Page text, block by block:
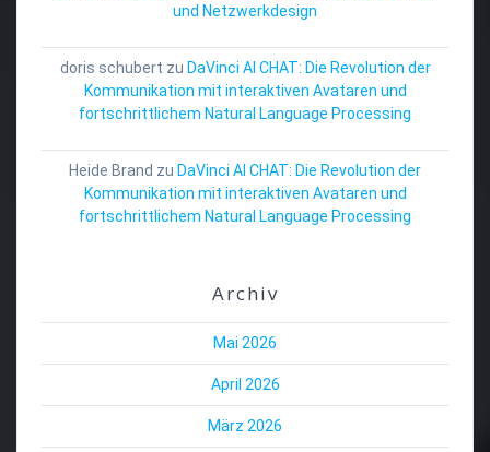
und Netzwerkdesign
doris schubert zu DaVinci AI CHAT: Die Revolution der
Kommunikation mit interaktiven Avataren und
fortschrittlichem Natural Language Processing
Heide Brand zu DaVinci AI CHAT: Die Revolution der
Kommunikation mit interaktiven Avataren und
fortschrittlichem Natural Language Processing
Archiv
Mai 2026
April 2026
März 2026